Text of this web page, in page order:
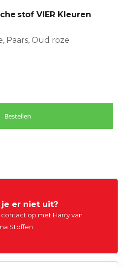
stof VIER Kleuren
Paars, Oud roze
Bestellen
je er niet uit?
op met Harry van
Stoffen